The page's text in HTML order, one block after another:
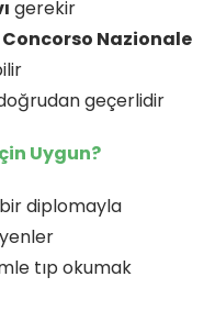
gerekir
Concorso Nazionale
geçerlidir
Uygun?
diplomayla
tıp okumak